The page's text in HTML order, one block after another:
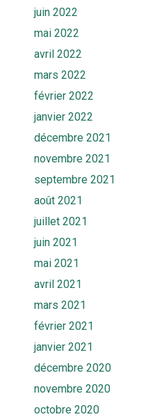
juin 2022
mai 2022
avril 2022
mars 2022
février 2022
janvier 2022
décembre 2021
novembre 2021
septembre 2021
août 2021
juillet 2021
juin 2021
mai 2021
avril 2021
mars 2021
février 2021
janvier 2021
décembre 2020
novembre 2020
octobre 2020